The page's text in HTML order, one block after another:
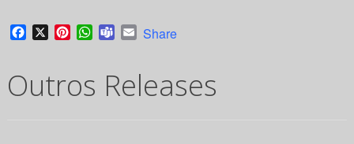
Facebook
X PinterestWhatsApp
TeamsEmail
Share
Outros Releases